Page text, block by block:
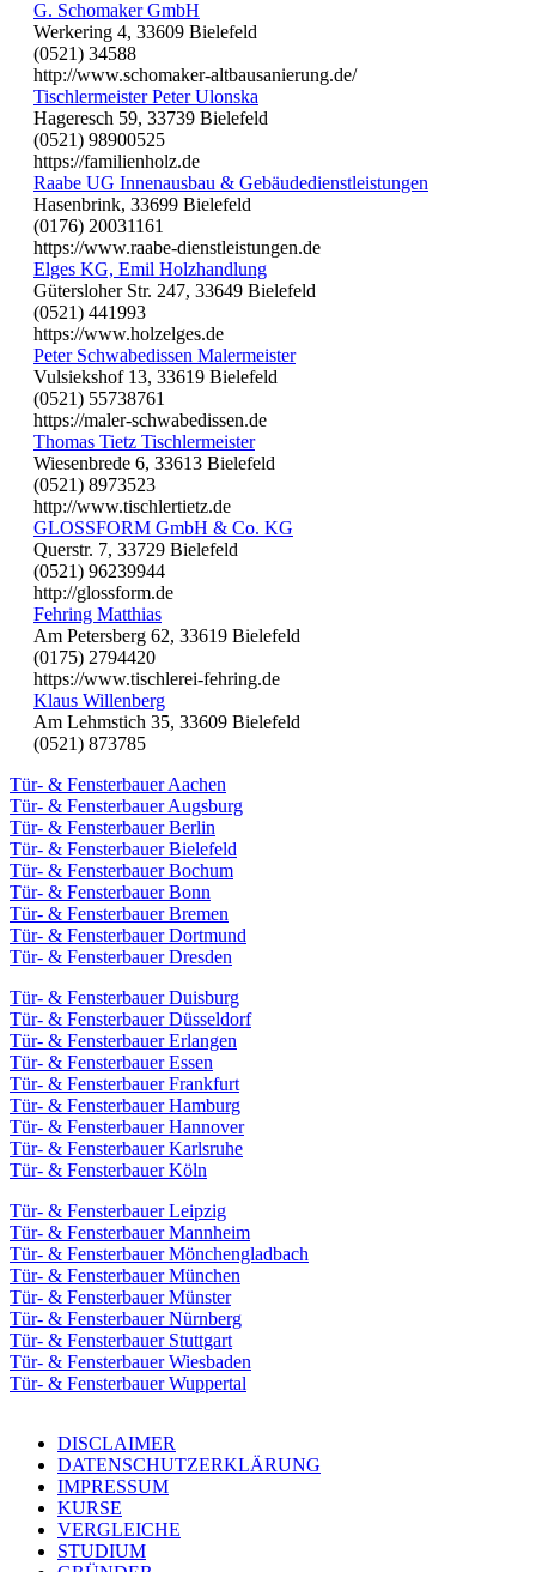
G. Schomaker GmbH
Werkering 4, 33609 Bielefeld
(0521) 34588
http://www.schomaker-altbausanierung.de/
Tischlermeister Peter Ulonska
Hageresch 59, 33739 Bielefeld
(0521) 98900525
https://familienholz.de
Raabe UG Innenausbau & Gebäudedienstleistungen
Hasenbrink, 33699 Bielefeld
(0176) 20031161
https://www.raabe-dienstleistungen.de
Elges KG, Emil Holzhandlung
Gütersloher Str. 247, 33649 Bielefeld
(0521) 441993
https://www.holzelges.de
Peter Schwabedissen Malermeister
Vulsiekshof 13, 33619 Bielefeld
(0521) 55738761
https://maler-schwabedissen.de
Thomas Tietz Tischlermeister
Wiesenbrede 6, 33613 Bielefeld
(0521) 8973523
http://www.tischlertietz.de
GLOSSFORM GmbH & Co. KG
Querstr. 7, 33729 Bielefeld
(0521) 96239944
http://glossform.de
Fehring Matthias
Am Petersberg 62, 33619 Bielefeld
(0175) 2794420
https://www.tischlerei-fehring.de
Klaus Willenberg
Am Lehmstich 35, 33609 Bielefeld
(0521) 873785
Tür- & Fensterbauer Aachen
Tür- & Fensterbauer Augsburg
Tür- & Fensterbauer Berlin
Tür- & Fensterbauer Bielefeld
Tür- & Fensterbauer Bochum
Tür- & Fensterbauer Bonn
Tür- & Fensterbauer Bremen
Tür- & Fensterbauer Dortmund
Tür- & Fensterbauer Dresden
Tür- & Fensterbauer Duisburg
Tür- & Fensterbauer Düsseldorf
Tür- & Fensterbauer Erlangen
Tür- & Fensterbauer Essen
Tür- & Fensterbauer Frankfurt
Tür- & Fensterbauer Hamburg
Tür- & Fensterbauer Hannover
Tür- & Fensterbauer Karlsruhe
Tür- & Fensterbauer Köln
Tür- & Fensterbauer Leipzig
Tür- & Fensterbauer Mannheim
Tür- & Fensterbauer Mönchengladbach
Tür- & Fensterbauer München
Tür- & Fensterbauer Münster
Tür- & Fensterbauer Nürnberg
Tür- & Fensterbauer Stuttgart
Tür- & Fensterbauer Wiesbaden
Tür- & Fensterbauer Wuppertal
DISCLAIMER
DATENSCHUTZERKLÄRUNG
IMPRESSUM
KURSE
VERGLEICHE
STUDIUM